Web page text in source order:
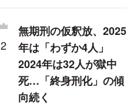
無期刑の仮釈放、2025
年は「わずか4人」
2024年は32人が獄中
死…「終身刑化」の傾
向続く